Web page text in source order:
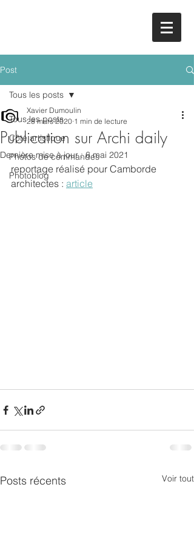
Post
Tous les posts
Côté artistique
Photos de commandes
Photoblog
Tous les posts
Publication sur Archi daily
Xavier Dumoulin
28 mars 2020 1 min de lecture
Dernière mise à jour :6 mai 2021
reportage réalisé pour Camborde
architectes : article
Posts récents Voir tout